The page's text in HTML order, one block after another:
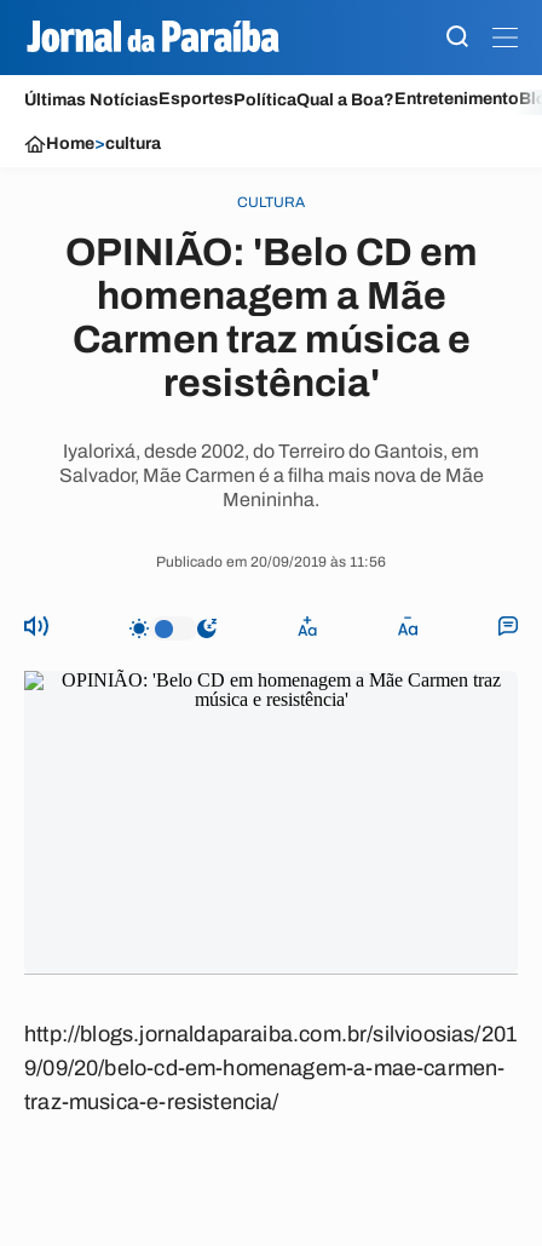
Últimas NotíciasEsportesPolíticaQual a Boa?Entretenimento
Home>cultura
CULTURA
OPINIÃO: 'Belo CD em
homenagem a Mãe
Carmen traz música e
resistência'
Iyalorixá, desde 2002, do Terreiro do Gantois, em
Salvador, Mãe Carmen é a filha mais nova de Mãe
Menininha.
Publicado em 20/09/2019 às 11:56
http://blogs.jornaldaparaiba.com.br/silvioosias/201
9/09/20/belo-cd-em-homenagem-a-mae-carmen-
traz-musica-e-resistencia/